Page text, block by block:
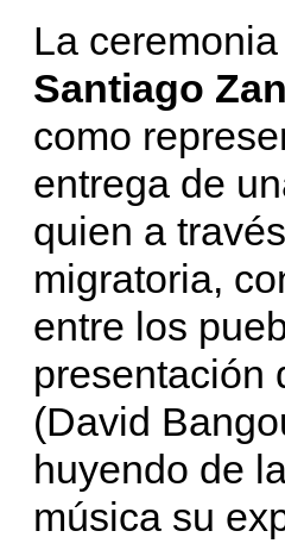
La
Santiago
como
entrega de
quien a
migratoria,
entre los
presentación
(David
huyendo de
música su